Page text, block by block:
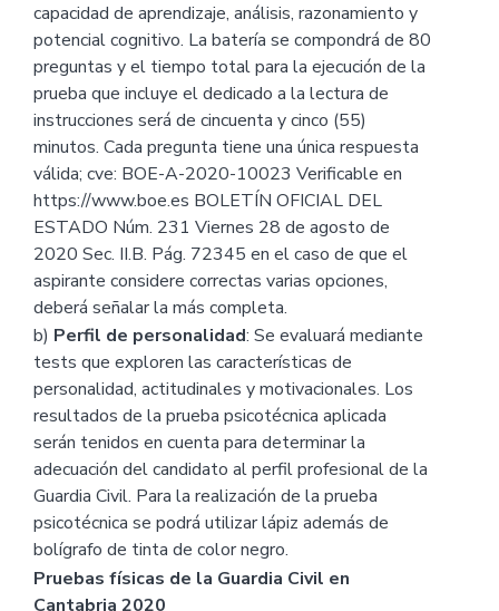
capacidad de aprendizaje, análisis, razonamiento y
potencial cognitivo. La batería se compondrá de 80
preguntas y el tiempo total para la ejecución de la
prueba que incluye el dedicado a la lectura de
instrucciones será de cincuenta y cinco (55)
minutos. Cada pregunta tiene una única respuesta
válida; cve: BOE-A-2020-10023 Verificable en
https://www.boe.es BOLETÍN OFICIAL DEL
ESTADO Núm. 231 Viernes 28 de agosto de
2020 Sec. II.B. Pág. 72345 en el caso de que el
aspirante considere correctas varias opciones,
deberá señalar la más completa.
b) Perfil de personalidad: Se evaluará mediante
tests que exploren las características de
personalidad, actitudinales y motivacionales. Los
resultados de la prueba psicotécnica aplicada
serán tenidos en cuenta para determinar la
adecuación del candidato al perfil profesional de la
Guardia Civil. Para la realización de la prueba
psicotécnica se podrá utilizar lápiz además de
bolígrafo de tinta de color negro.
Pruebas físicas de la Guardia Civil en
Cantabria 2020